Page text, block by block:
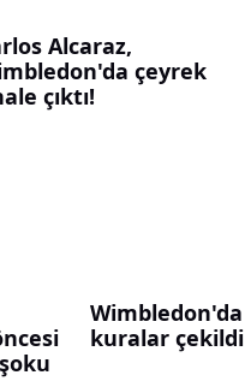
Alcaraz,
çeyrek
çıktı!
Wimbledon'da
kuralar çekildi